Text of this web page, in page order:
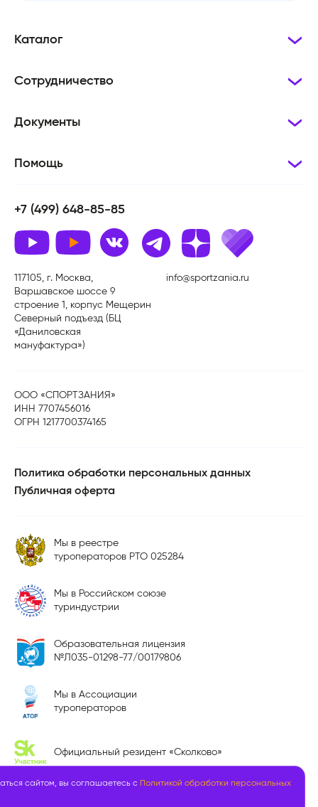
сайтом, вы соглашаетесь с Политикой обработки персональных
Каталог
Сотрудничество
Документы
Помощь
+7 (499) 648-85-85
117105, г. Москва,
Варшавское шоссе 9
строение 1, корпус Мещерин
Северный подъезд (БЦ
«Даниловская
мануфактура»)
info@sportzania.ru
ООО «СПОРТЗАНИЯ»
ИНН 7707456016
ОГРН 1217700374165
Политика обработки персональных данных
Публичная оферта
Мы в реестре
туроператоров РТО 025284
Мы в Российском союзе
туриндустрии
Образовательная лицензия
№Л035-01298-77/00179806
Мы в Ассоциации
туроператоров
Официальный резидент «Сколково»